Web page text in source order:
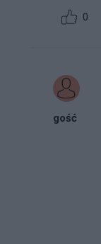
0
gość